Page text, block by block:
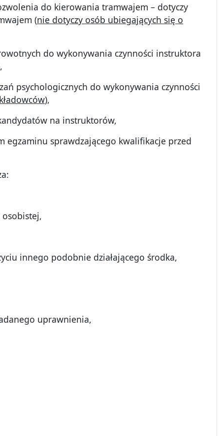
do kierowania tramwajem – dotyczy
(nie dotyczy osób ubiegających się o
do wykonywania czynności instruktora
psychologicznych do wykonywania czynności
),
na instruktorów,
sprawdzającego kwalifikacje przed
innego podobnie działającego środka,
uprawnienia,